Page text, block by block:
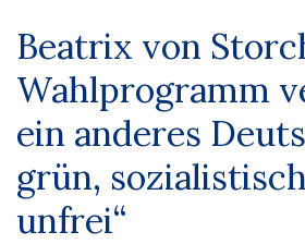
Beatrix von
Wahlprogramm
ein anderes
grün,
unfrei“